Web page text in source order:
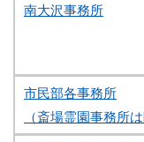
南大沢事務所
市民部各事務所
（斎場霊園事務所は